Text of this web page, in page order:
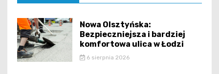
Nowa Olsztyńska:
Bezpieczniejsza i bardziej
komfortowa ulica w Łodzi
6 sierpnia 2026